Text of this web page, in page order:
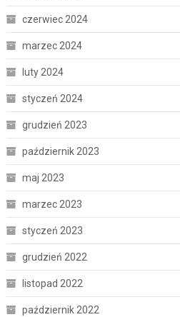
czerwiec 2024
marzec 2024
luty 2024
styczeń 2024
grudzień 2023
październik 2023
maj 2023
marzec 2023
styczeń 2023
grudzień 2022
listopad 2022
październik 2022